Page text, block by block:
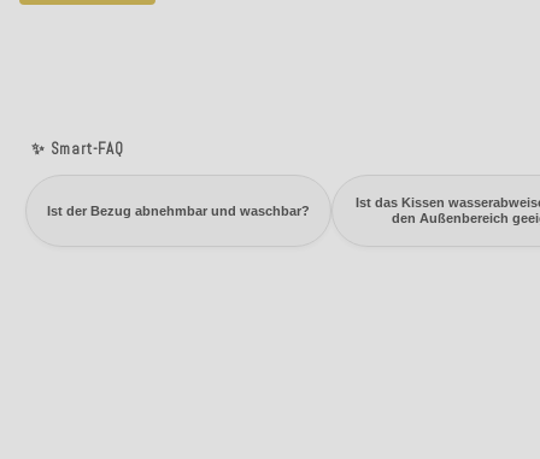
✨ Smart-FAQ
Ist der Bezug abnehmbar und waschbar?
Ist das Kissen
den Außenbereich